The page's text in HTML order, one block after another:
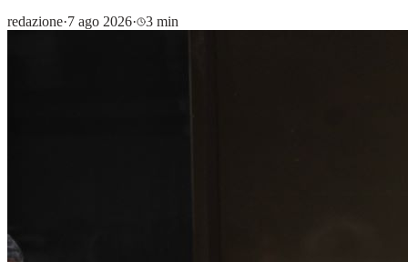
redazione·7 ago 2026· 3 min